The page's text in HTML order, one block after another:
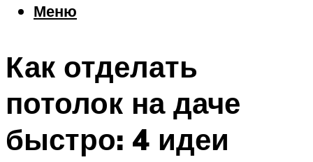
Меню
Как отделать
потолок на даче
быстро: 4 идеи